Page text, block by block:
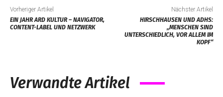
Vorheriger Artikel
EIN JAHR ARD KULTUR – NAVIGATOR,
CONTENT-LABEL UND NETZWERK
Nächster Artikel
HIRSCHHAUSEN UND ADHS:
„MENSCHEN SIND
UNTERSCHIEDLICH, VOR ALLEM IM
KOPF“
Verwandte Artikel